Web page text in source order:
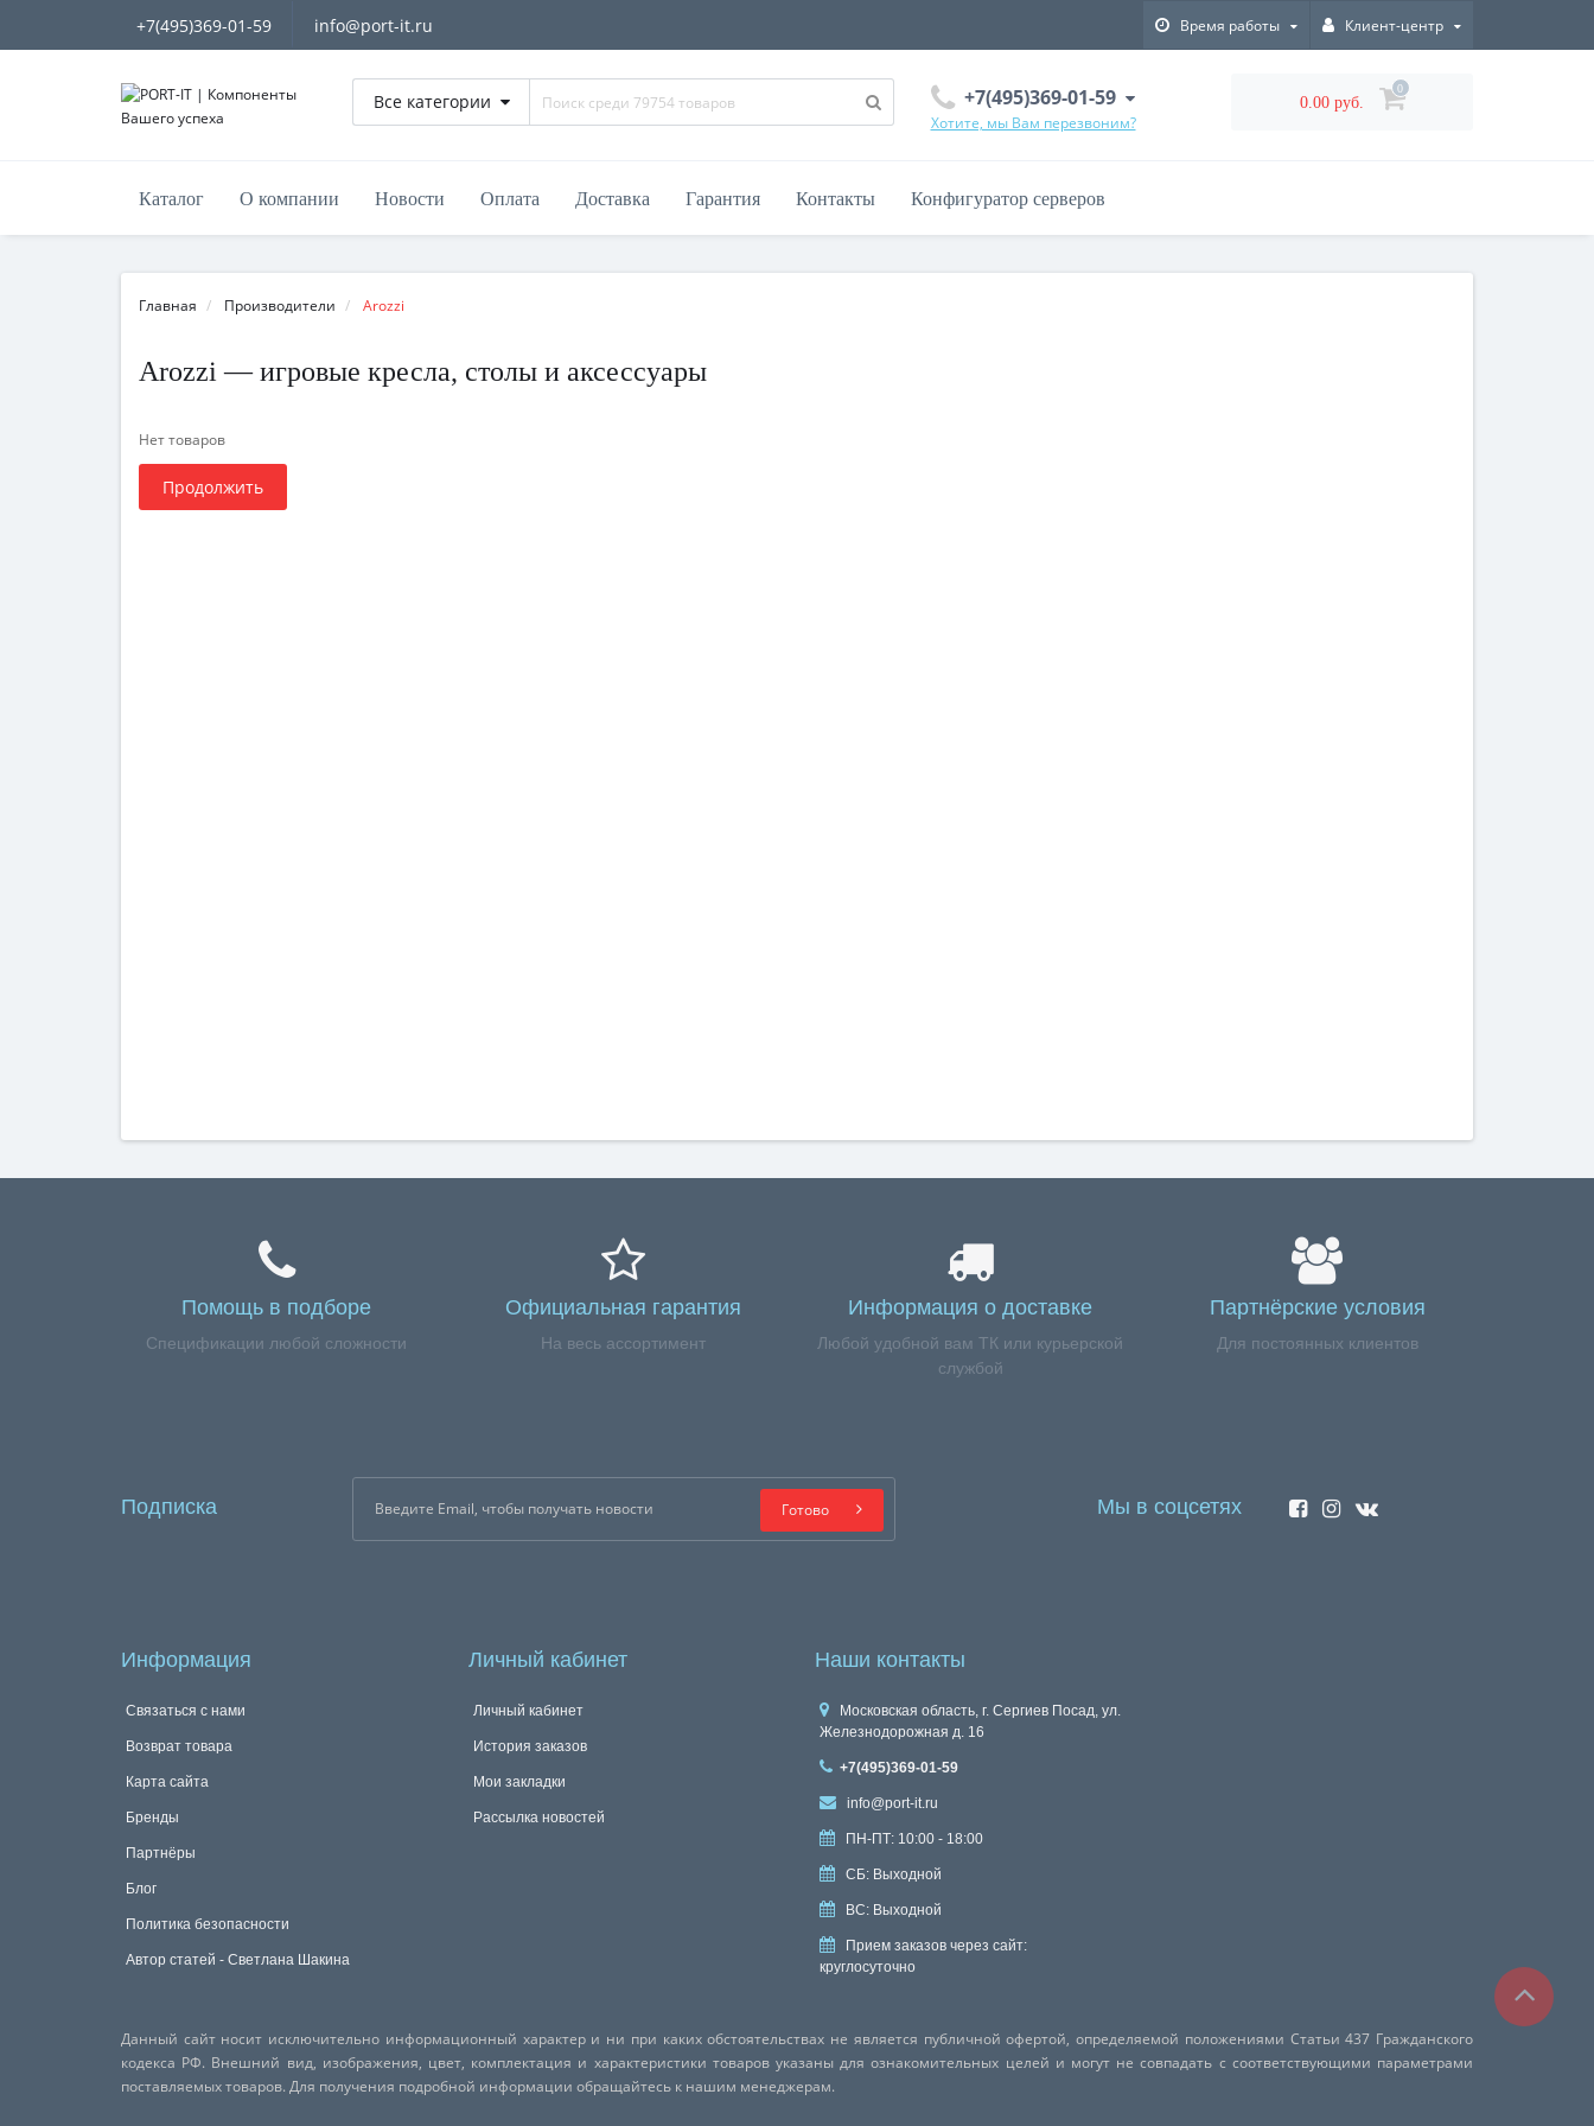
+7(495)369-01-59 info@port-it.ru Время работы Клиент-центр
Все категории +7(495)369-01-59
Хотите, мы Вам перезвоним?
0.00 руб.
0
Каталог О компании Новости Оплата Доставка Гарантия Контакты Конфигуратор серверов
Главная Производители Arozzi
Arozzi — игровые кресла, столы и аксессуары
Нет товаров
Продолжить
Помощь в подборе
Спецификации любой сложности
Официальная гарантия
На весь ассортимент
Информация о доставке
Любой удобной вам ТК или курьерской
службой
Партнёрские условия
Для постоянных клиентов
Подписка Готово Мы в соцсетях
Информация
Связаться с нами
Возврат товара
Карта сайта
Бренды
Партнёры
Блог
Политика безопасности
Автор статей - Светлана Шакина
Личный кабинет
Личный кабинет
История заказов
Мои закладки
Рассылка новостей
Наши контакты
Московская область, г. Сергиев Посад, ул.
Железнодорожная д. 16
+7(495)369-01-59
info@port-it.ru
ПН-ПТ: 10:00 - 18:00
СБ: Выходной
ВС: Выходной
Прием заказов через сайт:
круглосуточно
Данный сайт носит исключительно информационный характер и ни при каких обстоятельствах не является публичной офертой, определяемой положениями Статьи 437 Гражданского
кодекса РФ. Внешний вид, изображения, цвет, комплектация и характеристики товаров указаны для ознакомительных целей и могут не совпадать с соответствующими параметрами
поставляемых товаров. Для получения подробной информации обращайтесь к нашим менеджерам.